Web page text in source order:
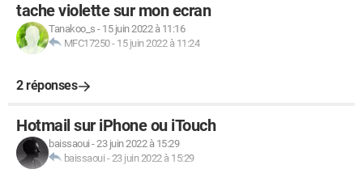
tache violette sur mon ecran
Tanakoo_s - 15 juin 2022 à 11:16
MFC17250- 15 juin 2022 à 11:24
2 réponses
Hotmail sur iPhone ou iTouch
baissaoui -23 juin 2022 à 15:29
baissaoui -23 juin 2022 à 15:29